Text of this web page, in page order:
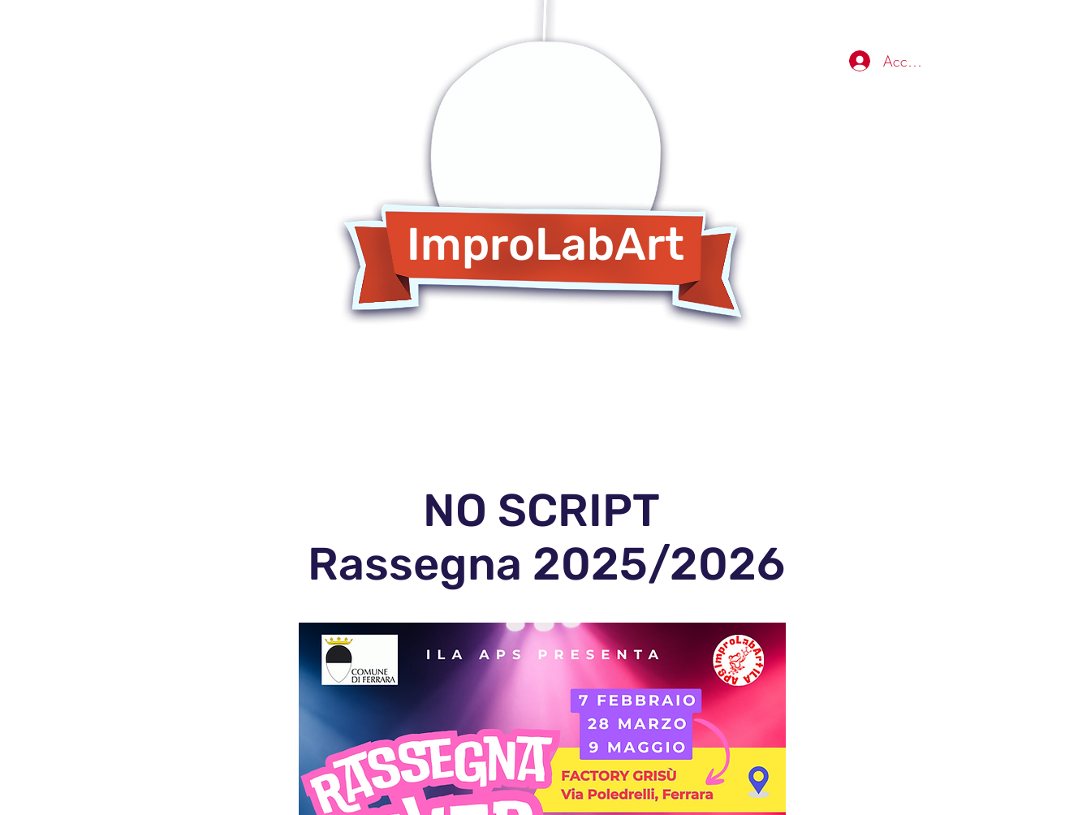
ImproLabArt
Accedi
NO SCRIPT
Rassegna 2025/2026